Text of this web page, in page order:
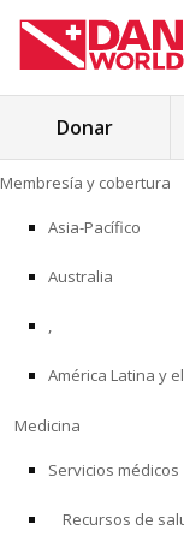
al
contenido
MEMBRESÍA Y
SEGURIDAD
INVESTIGACIÓN
PROGRAMAS
Donar
Membresía y cobertura
Asia-Pacífico
Australia
,
América Latina y
Medicina
Servicios médicos
Recursos de